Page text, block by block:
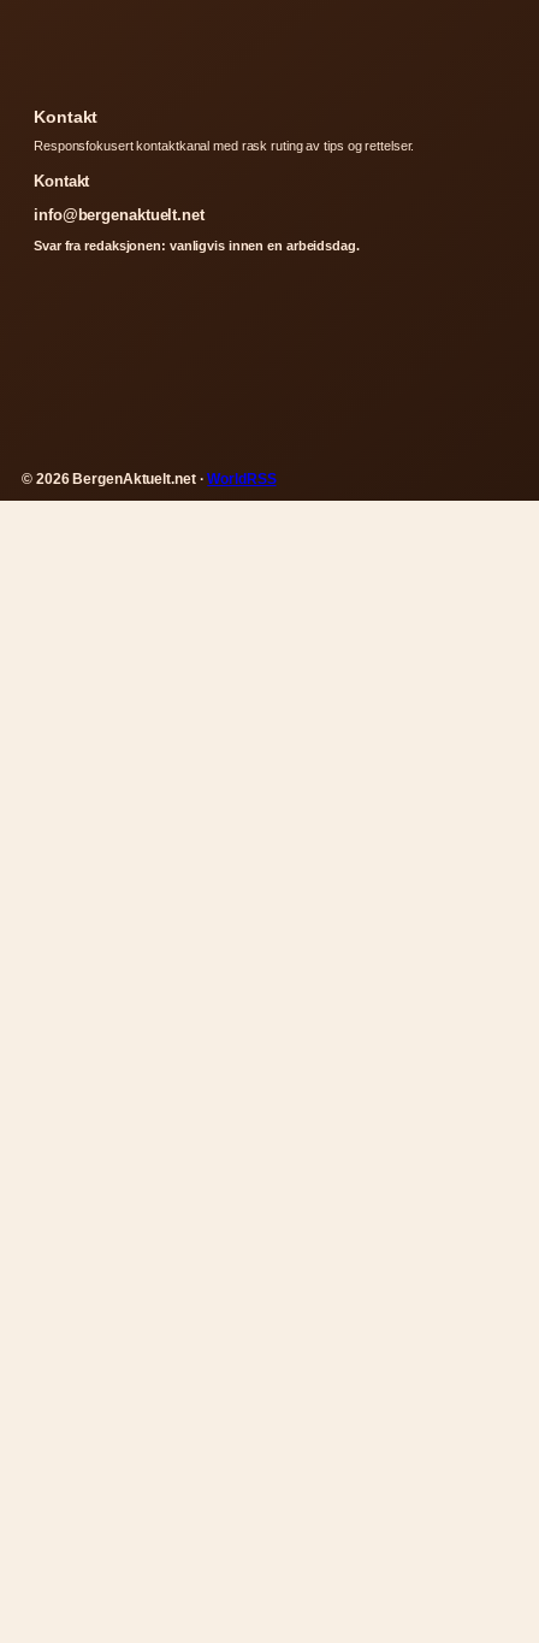
Kontakt
Responsfokusert kontaktkanal med rask ruting av tips og rettelser.
Kontakt
info@bergenaktuelt.net
Svar fra redaksjonen: vanligvis innen en arbeidsdag.
© 2026 BergenAktuelt.net ·WorldRSS